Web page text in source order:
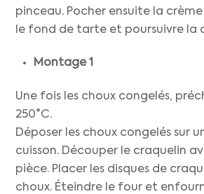
pinceau. Pocher ensuite la
le fond de tarte et poursuivre la
Montage 1
Une fois les choux congelés,
250°C.
Déposer les choux congelés sur
cuisson. Découper le craquelin
pièce. Placer les disques de
choux. Éteindre le four et